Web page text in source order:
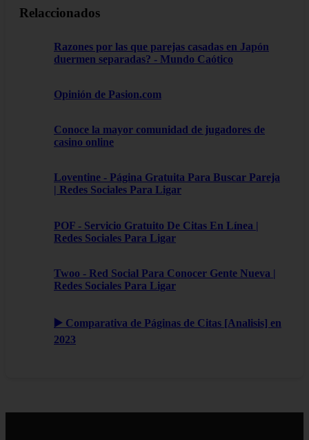
Relaccionados
Razones por las que parejas casadas en Japón
duermen separadas? - Mundo Caótico
Opinión de Pasion.com
Conoce la mayor comunidad de jugadores de
casino online
Loventine - Página Gratuita Para Buscar Pareja
| Redes Sociales Para Ligar
POF - Servicio Gratuito De Citas En Línea |
Redes Sociales Para Ligar
Twoo - Red Social Para Conocer Gente Nueva |
Redes Sociales Para Ligar
▶️ Comparativa de Páginas de Citas [Analisis] en
2023